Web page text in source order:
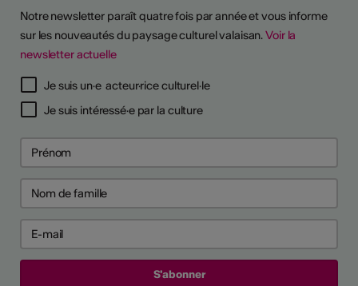
Notre newsletter paraît quatre fois par année et vous informe
sur les nouveautés du paysage culturel valaisan.Voir la
newsletter actuelle
Je suis un·e acteur·rice culturel·le
Je suis intéressé·e par la culture